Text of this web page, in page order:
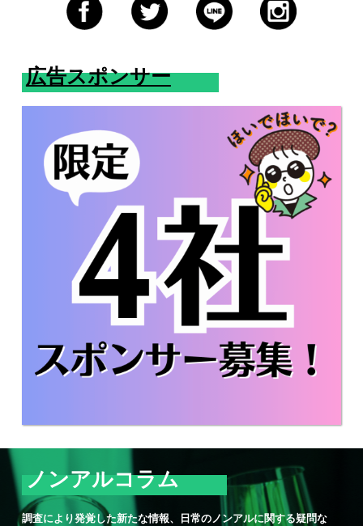
広告スポンサー
ノンアルコラム
調査により発覚した新たな情報、日常のノンアルに関する疑問な